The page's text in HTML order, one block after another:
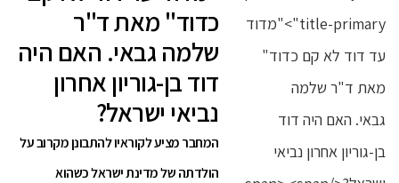
כדוד" מאת ד"ר
שלמה גבאי. האם היה
דוד בן-גוריון אחרון
נביאי ישראל?
המחבר מציע לקוראיו להתבונן מקרוב על
הולדתה של מדינת ישראל כשהוא